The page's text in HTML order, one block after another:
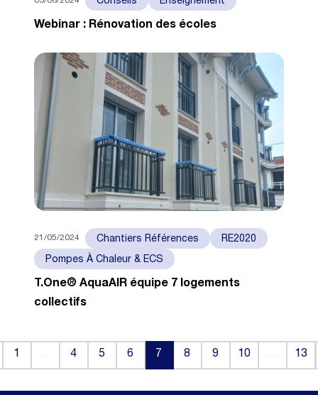
Webinar : Rénovation des écoles
21/05/2024 Chantiers Références RE2020
Pompes À Chaleur & ECS
T.One® AquaAIR équipe 7 logements
collectifs
1 … 4 5 6 7 8 9 10 … 13